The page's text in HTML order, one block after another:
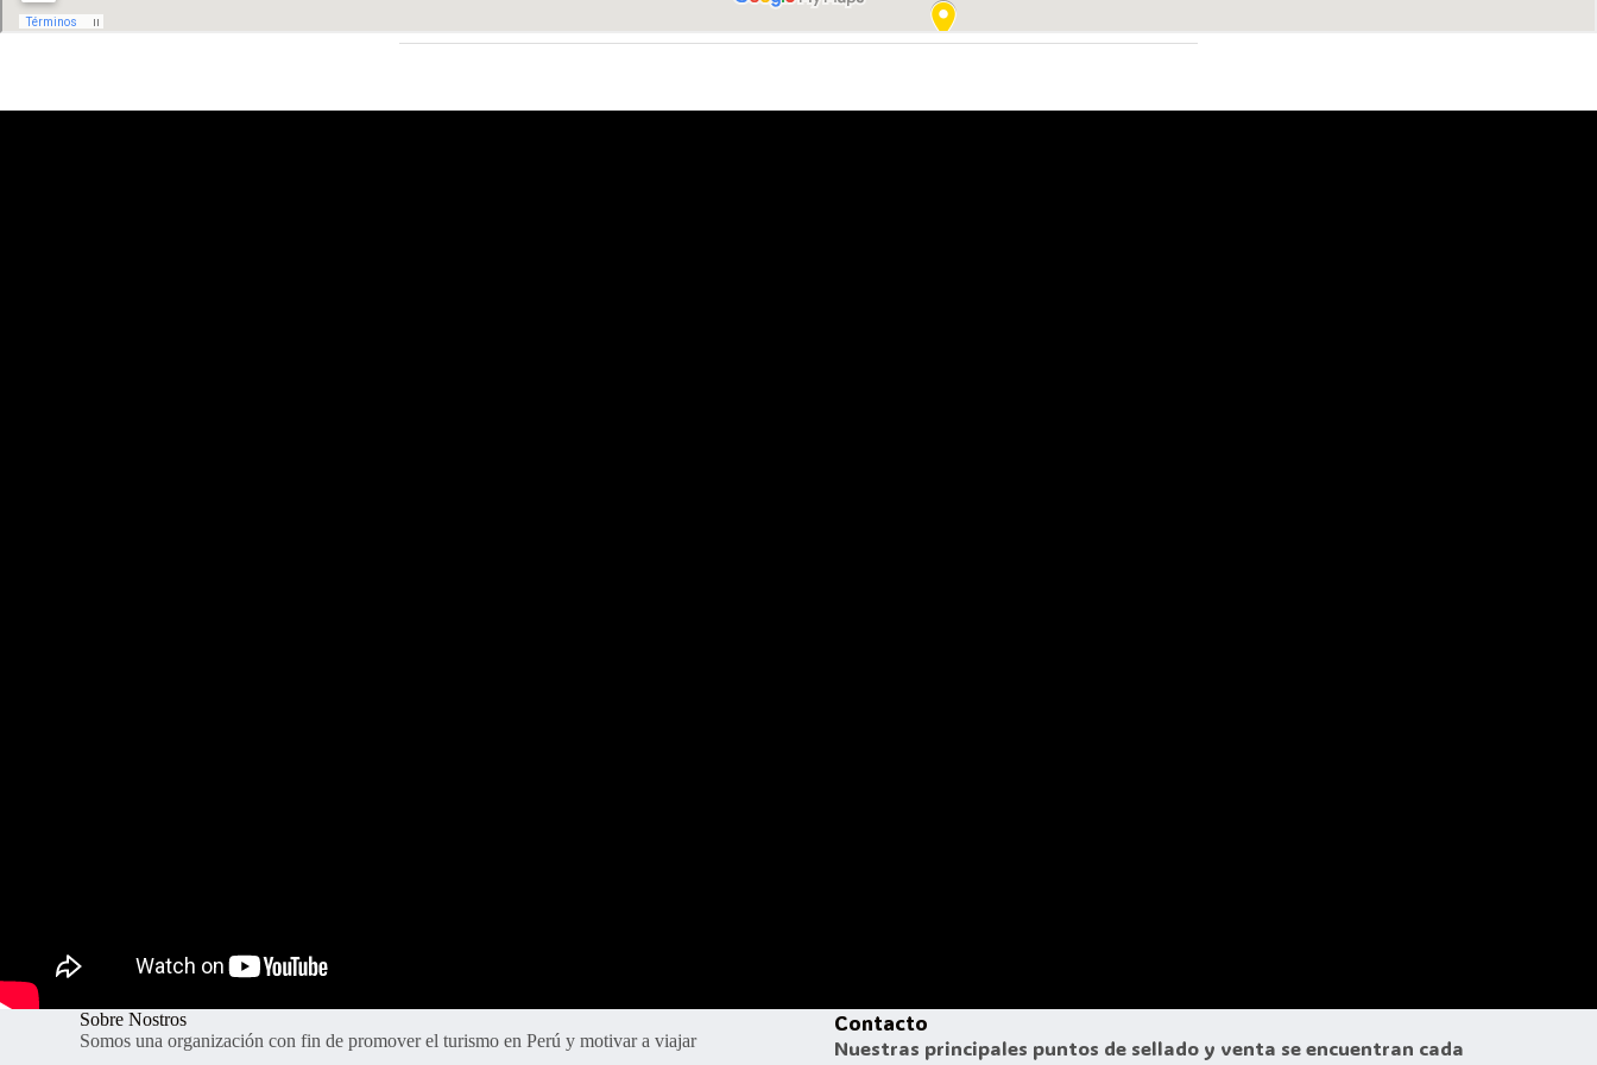
Sobre Nostros
Somos una organización con fin de promover el turismo en Perú y motivar a viajar
Contacto
Nuestras principales puntos de sellado y venta se encuentran cada